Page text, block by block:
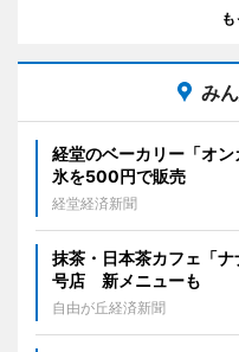
み
経堂のベーカリー「オ
氷を500円で販売
経堂経済新聞
抹茶・日本茶カフェ「
号店 新メニューも
自由が丘経済新聞